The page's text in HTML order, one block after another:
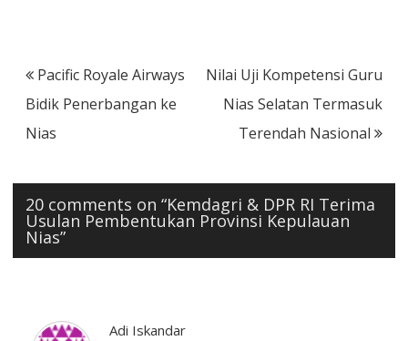
Post
navigation
Pacific Royale Airways
Bidik Penerbangan ke
Nias
Nilai Uji Kompetensi Guru
Nias Selatan Termasuk
Terendah Nasional
20 comments on “Kemdagri & DPR RI Terima
Usulan Pembentukan Provinsi Kepulauan
Nias”
Adi Iskandar